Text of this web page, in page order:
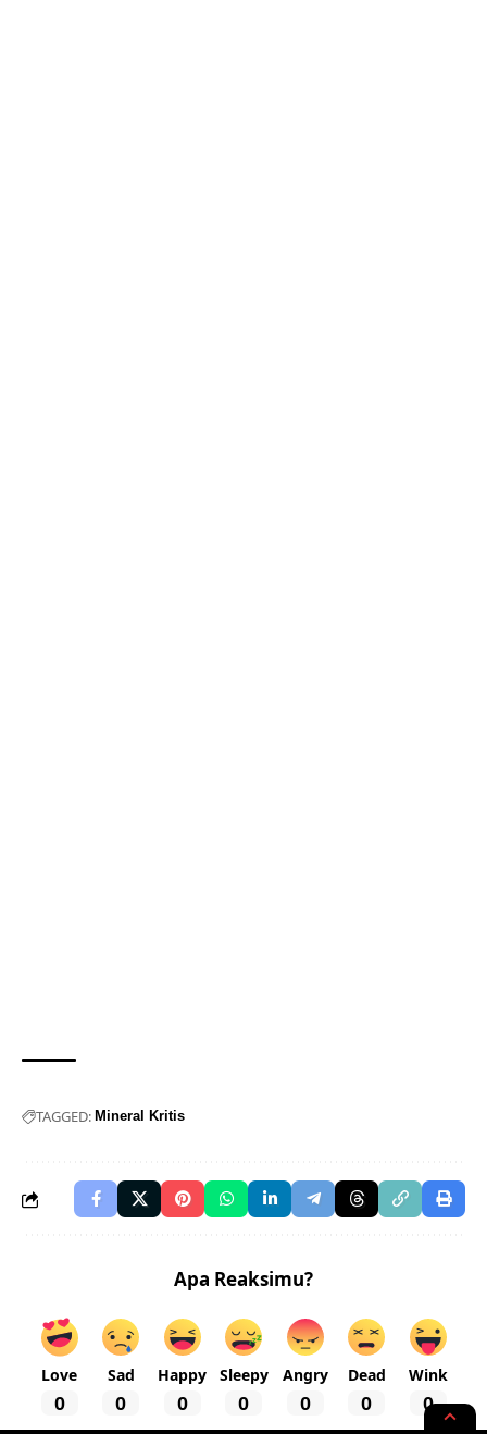
TAGGED: Mineral Kritis
Apa Reaksimu?
Love
0
Sad
0
Happy
0
Sleepy
0
Angry
0
Dead
0
Wink
0